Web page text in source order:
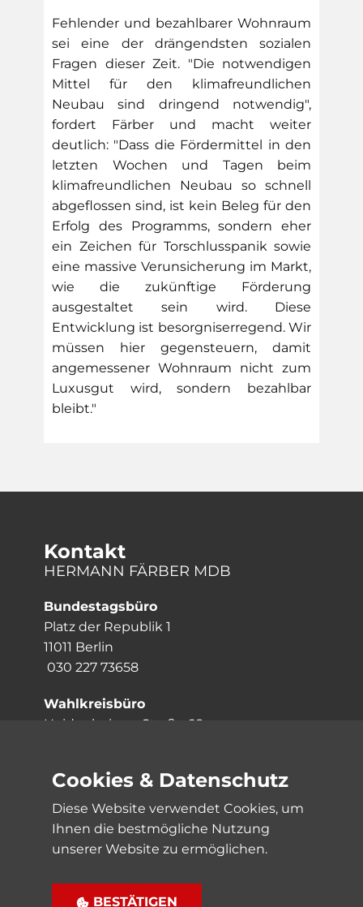
Fehlender und bezahlbarer Wohnraum
sei eine der drängendsten sozialen
Fragen dieser Zeit. "Die notwendigen
Mittel für den klimafreundlichen
Neubau sind dringend notwendig",
fordert Färber und macht weiter
deutlich: "Dass die Fördermittel in den
letzten Wochen und Tagen beim
klimafreundlichen Neubau so schnell
abgeflossen sind, ist kein Beleg für den
Erfolg des Programms, sondern eher
ein Zeichen für Torschlusspanik sowie
eine massive Verunsicherung im Markt,
wie die zukünftige Förderung
ausgestaltet sein wird. Diese
Entwicklung ist besorgniserregend. Wir
müssen hier gegensteuern, damit
angemessener Wohnraum nicht zum
Luxusgut wird, sondern bezahlbar
bleibt."
Kontakt
HERMANN FÄRBER MDB
Bundestagsbüro
Platz der Republik 1
11011 Berlin
030 227 73658
Wahlkreisbüro
Heidenheimer Straße 68
Links
Impressum
Datenschutz
Cookies & Datenschutz
Diese Website verwendet Cookies, um
Ihnen die bestmögliche Nutzung
unserer Website zu ermöglichen.
BESTÄTIGEN